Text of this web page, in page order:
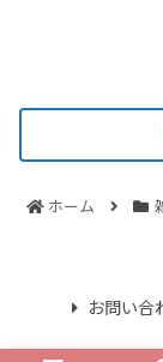
ホーム
お問い合